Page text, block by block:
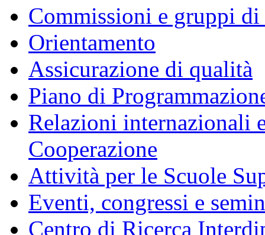
Commissioni e gruppi
Orientamento
Assicurazione di qualità
Piano di
Relazioni internazionali
Cooperazione
Attività per le Scuole
Eventi, congressi e
Centro di Ricerca